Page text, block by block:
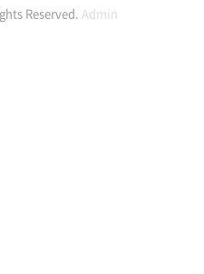
Reserved. Admin